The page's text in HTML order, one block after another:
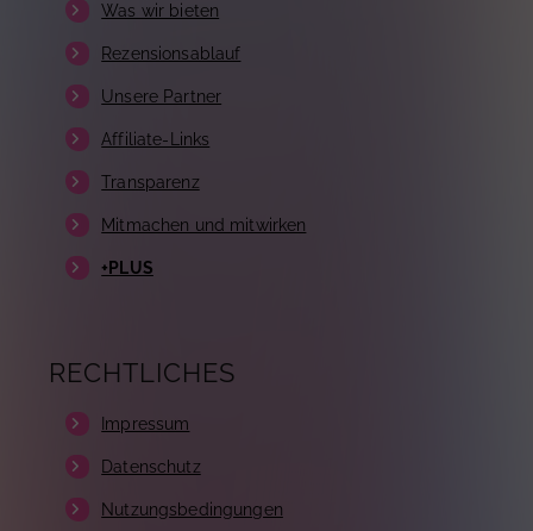
Was wir bieten
Rezensionsablauf
Unsere Partner
Affiliate-Links
Transparenz
Mitmachen und mitwirken
+PLUS
RECHTLICHES
Impressum
Datenschutz
Nutzungsbedingungen